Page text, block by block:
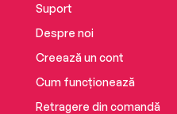
Suport
Despre noi
Creează un cont
Cum funcționează
Retragere din comandă